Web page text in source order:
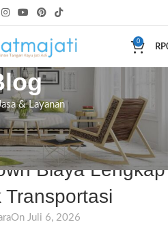
0
RP
& Layanan
& LAYANAN
Lombok 4 Hari 3
Biaya Lengkap
Transportasi
On Juli 6, 2026